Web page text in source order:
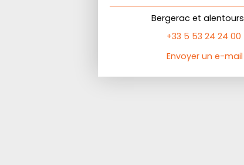
Bergerac et alentours
+33 5 53 24 24 00
Envoyer un e-mail